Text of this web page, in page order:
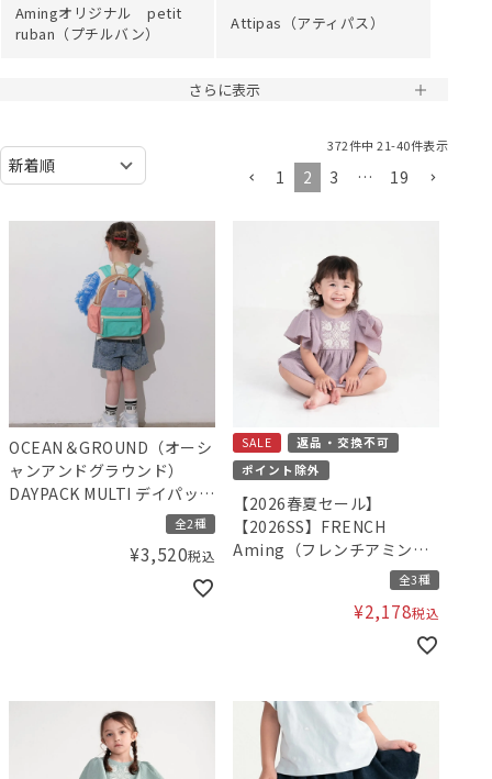
Amingオリジナル petit
ruban（プチルバン）
Attipas（アティパス）
さらに表示
372件中 21-40件表示
1 2 3 … 19
OCEAN＆GROUND（オーシ
ャンアンドグラウンド）
DAYPACK MULTI デイパック
全2種
¥3,520税込
SALE
返品・交換不可
ポイント除外
【2026春夏セール】
【2026SS】FRENCH
Aming（フレンチアミン
全3種
¥2,178税込